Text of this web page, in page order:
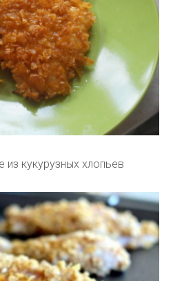
из кукурузных хлопьев